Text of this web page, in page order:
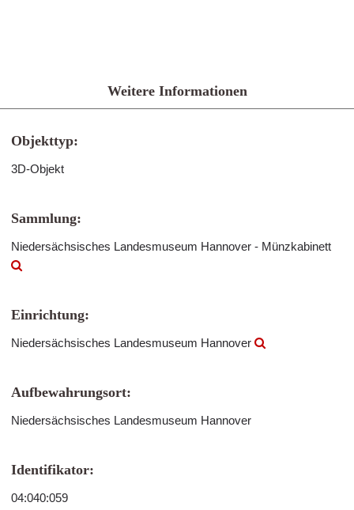
Weitere Informationen
Objekttyp:
3D-Objekt
Sammlung:
Niedersächsisches Landesmuseum Hannover - Münzkabinett
Einrichtung:
Niedersächsisches Landesmuseum Hannover
Aufbewahrungsort:
Niedersächsisches Landesmuseum Hannover
Identifikator:
04:040:059